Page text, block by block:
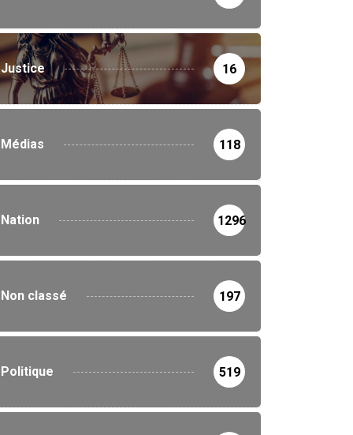
Justice 16
Médias 118
Nation 1296
Non classé 197
Politique 519